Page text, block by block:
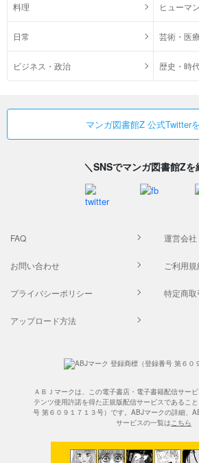
料理 ヒューマ
日常 芸術・医療
ビジネス・政治 歴史・時
マンガ図書館Z 公式Twitter
＼SNSでマンガ図書館Zを
FAQ 運営会社
お問い合わせ ご利用規
プライバシーポリシー 特定商取
アップロード方法
ＡＢＪマークは、この電子書店・電子書籍配信サー
テンツ使用許諾を得た正規版配信サービスであるこ
号 第６０９１７１３号）です。ABJマークの詳細、
サービスの一覧はこちら